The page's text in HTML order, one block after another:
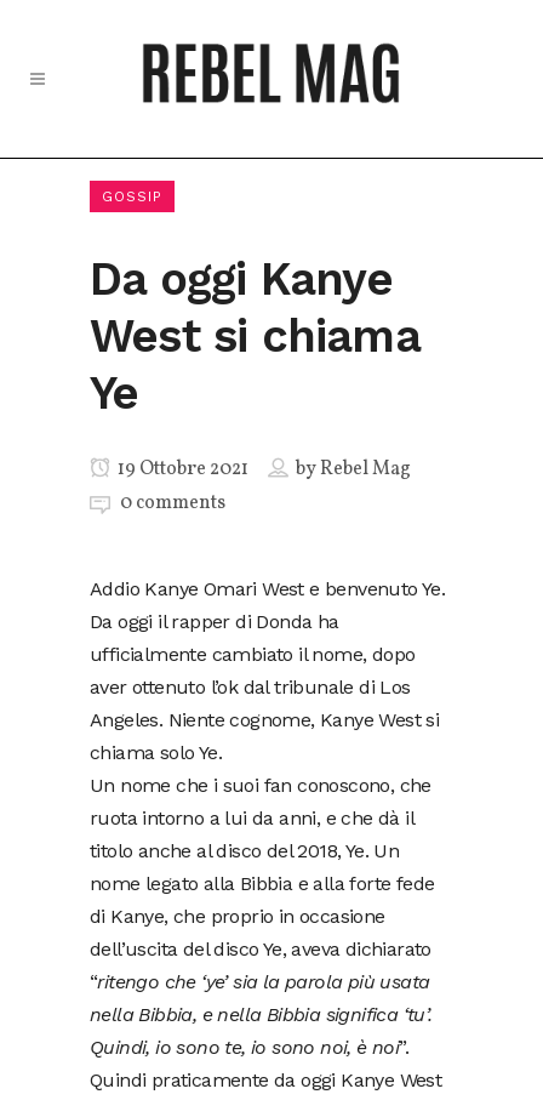
GOSSIP
Da oggi Kanye
West si chiama
Ye
19 Ottobre 2021 byRebel Mag
0 comments
Addio Kanye Omari West e benvenuto Ye.
Da oggi il rapper di Donda ha
ufficialmente cambiato il nome, dopo
aver ottenuto l’ok dal tribunale di Los
Angeles. Niente cognome, Kanye West si
chiama solo Ye.
Un nome che i suoi fan conoscono, che
ruota intorno a lui da anni, e che dà il
titolo anche al disco del 2018, Ye. Un
nome legato alla Bibbia e alla forte fede
di Kanye, che proprio in occasione
dell’uscita del disco Ye, aveva dichiarato
“ritengo che ‘ye’ sia la parola più usata
nella Bibbia, e nella Bibbia significa ‘tu’.
Quindi, io sono te, io sono noi, è noi”.
Quindi praticamente da oggi Kanye West